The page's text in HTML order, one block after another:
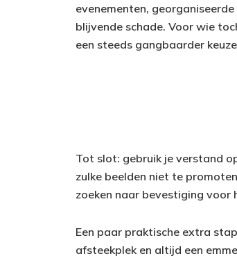
evenementen,
blijvende schade. Voor wie
een steeds gangbaarder
Tot slot: gebruik je verstand
zulke beelden niet te
zoeken naar bevestiging voor
Een paar praktische extra
afsteekplek en altijd een